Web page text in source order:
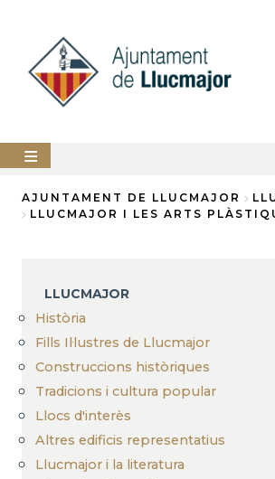
contingut
AJUNTAMENT
PERFIL
DEL
CONTRACTANT
ANUNCIS
AJUNTAMENT DE LLUCMAJOR
LLUCMAJOR I LES ARTS
LLUCMAJOR
Història
Fills Il·lustres de Llucmajor
Construccions històriques
Tradicions i cultura popular
Llocs d'interès
Altres edificis representatius
Llucmajor i la literatura